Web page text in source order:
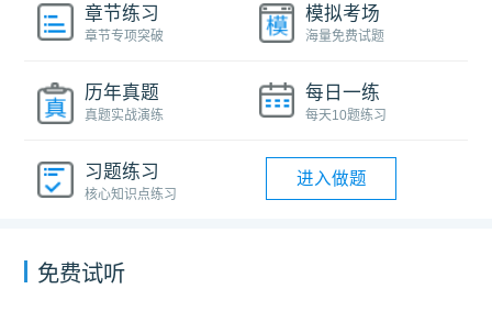
章节练习
章节专项突破
模拟考场
海量免费试题
历年真题
真题实战演练
每日一练
每天10题练习
习题练习
核心知识点练习
进入做题
免费试听